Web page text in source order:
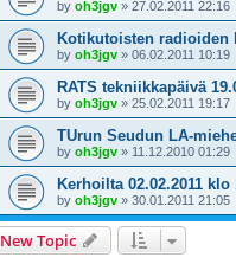
by oh3jgv » 27.02.2011 22:16
Kotikutoisten radioiden
by oh3jgv » 06.02.2011 10:19
RATS tekniikkapäivä
by oh3jgv » 25.02.2011 19:17
TUrun Seudun LA-
by oh3jgv » 11.12.2010 01:29
Kerhoilta 02.02.2011 klo
by oh3jgv » 30.01.2011 21:05
New Topic